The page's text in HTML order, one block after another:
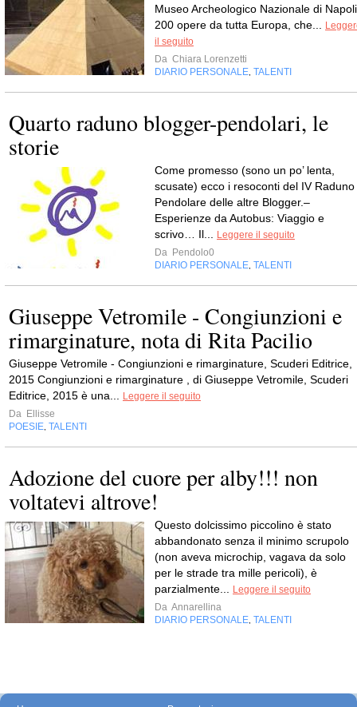
Museo Archeologico Nazionale di
200 opere da tutta Europa, che...
il seguito
Da Chiara Lorenzetti
DIARIO PERSONALE TALENTI
Quarto raduno blogger-pendolari, le
storie
Come promesso (sono un po’ lenta,
scusate) ecco i resoconti del IV Raduno
Pendolare delle altre Blogger.–
Esperienze da Autobus: Viaggio e
scrivo… Il...
Leggere il seguito
Da Pendolo0
DIARIO PERSONALE TALENTI
Giuseppe Vetromile - Congiunzioni e
rimarginature, nota di Rita Pacilio
Giuseppe Vetromile - Congiunzioni e rimarginature, Scuderi Editrice,
2015 Congiunzioni e rimarginature , di Giuseppe Vetromile, Scuderi
Editrice, 2015 è una...
Leggere il seguito
Da Ellisse
POESIE TALENTI
Adozione del cuore per alby!!! non
voltatevi altrove!
Questo dolcissimo piccolino è stato
abbandonato senza il minimo scrupolo
(non aveva microchip, vagava da solo
per le strade tra mille pericoli), è
parzialmente...
Leggere il seguito
Da Annarellina
DIARIO PERSONALE TALENTI